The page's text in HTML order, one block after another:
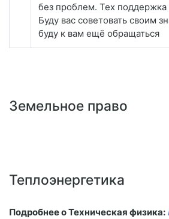
без проблем. Тех поддержка
Буду вас советовать своим
буду к вам ещё обращаться
Земельное право
Теплоэнергетика
Подробнее о Техническая физика: